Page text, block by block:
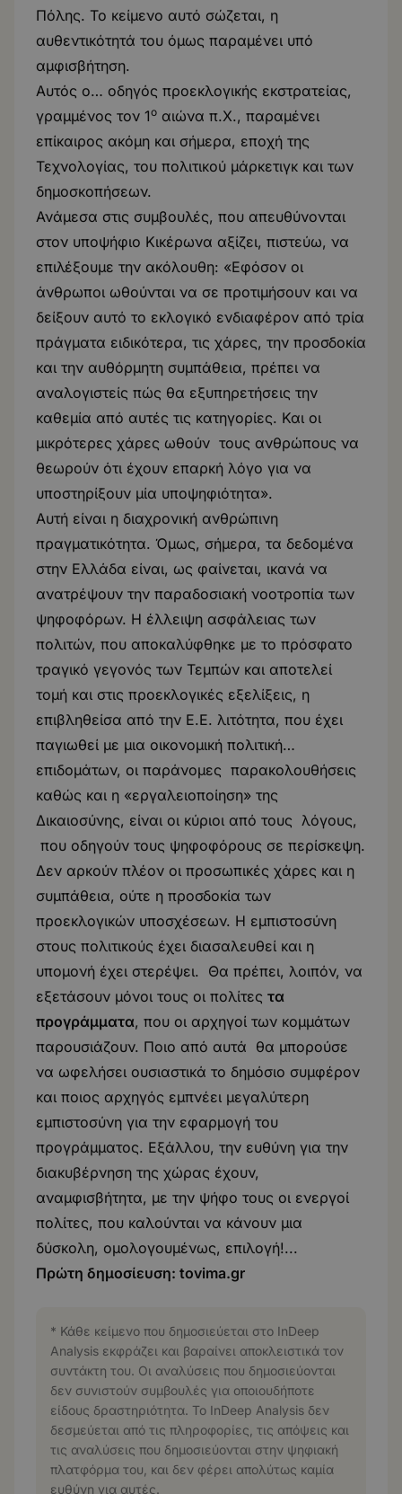
Πόλης. Το κείμενο αυτό σώζεται, η
αυθεντικότητά του όμως παραμένει υπό
αμφισβήτηση.
Αυτός ο… οδηγός προεκλογικής εκστρατείας,
γραμμένος τον 1ο αιώνα π.Χ., παραμένει
επίκαιρος ακόμη και σήμερα, εποχή της
Τεχνολογίας, του πολιτικού μάρκετιγκ και των
δημοσκοπήσεων.
Ανάμεσα στις συμβουλές, που απευθύνονται
στον υποψήφιο Κικέρωνα αξίζει, πιστεύω, να
επιλέξουμε την ακόλουθη: «Εφόσον οι
άνθρωποι ωθούνται να σε προτιμήσουν και να
δείξουν αυτό το εκλογικό ενδιαφέρον από τρία
πράγματα ειδικότερα, τις χάρες, την προσδοκία
και την αυθόρμητη συμπάθεια, πρέπει να
αναλογιστείς πώς θα εξυπηρετήσεις την
καθεμία από αυτές τις κατηγορίες. Και οι
μικρότερες χάρες ωθούν τους ανθρώπους να
θεωρούν ότι έχουν επαρκή λόγο για να
υποστηρίξουν μία υποψηφιότητα».
Αυτή είναι η διαχρονική ανθρώπινη
πραγματικότητα. Όμως, σήμερα, τα δεδομένα
στην Ελλάδα είναι, ως φαίνεται, ικανά να
ανατρέψουν την παραδοσιακή νοοτροπία των
ψηφοφόρων. H έλλειψη ασφάλειας των
πολιτών, που αποκαλύφθηκε με το πρόσφατο
τραγικό γεγονός των Τεμπών και αποτελεί
τομή και στις προεκλογικές εξελίξεις, η
επιβληθείσα από την Ε.Ε. λιτότητα, που έχει
παγιωθεί με μια οικονομική πολιτική…
επιδομάτων, οι παράνομες παρακολουθήσεις
καθώς και η «εργαλειοποίηση» της
Δικαιοσύνης, είναι οι κύριοι από τους λόγους,
που οδηγούν τους ψηφοφόρους σε περίσκεψη.
Δεν αρκούν πλέον οι προσωπικές χάρες και η
συμπάθεια, ούτε η προσδοκία των
προεκλογικών υποσχέσεων. Η εμπιστοσύνη
στους πολιτικούς έχει διασαλευθεί και η
υπομονή έχει στερέψει. Θα πρέπει, λοιπόν, να
εξετάσουν μόνοι τους οι πολίτες τα
προγράμματα, που οι αρχηγοί των κομμάτων
παρουσιάζουν. Ποιο από αυτά θα μπορούσε
να ωφελήσει ουσιαστικά το δημόσιο συμφέρον
και ποιος αρχηγός εμπνέει μεγαλύτερη
εμπιστοσύνη για την εφαρμογή του
προγράμματος. Εξάλλου, την ευθύνη για την
διακυβέρνηση της χώρας έχουν,
αναμφισβήτητα, με την ψήφο τους οι ενεργοί
πολίτες, που καλούνται να κάνουν μια
δύσκολη, ομολογουμένως, επιλογή!...
Πρώτη δημοσίευση: tovima.gr
* Κάθε κείμενο που δημοσιεύεται στο InDeep
Analysis εκφράζει και βαραίνει αποκλειστικά τον
συντάκτη του. Οι αναλύσεις που δημοσιεύονται
δεν συνιστούν συμβουλές για οποιουδήποτε
είδους δραστηριότητα. Το InDeep Analysis δεν
δεσμεύεται από τις πληροφορίες, τις απόψεις και
τις αναλύσεις που δημοσιεύονται στην ψηφιακή
πλατφόρμα του, και δεν φέρει απολύτως καμία
ευθύνη για αυτές.